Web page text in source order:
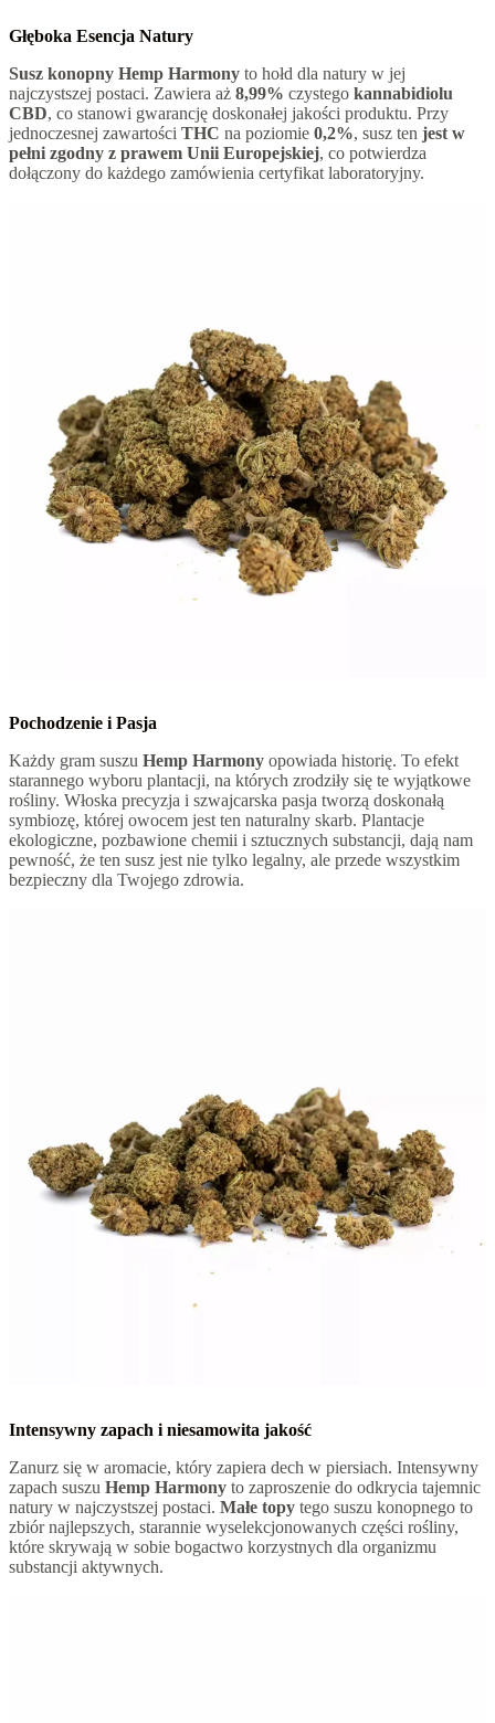
Głęboka Esencja Natury
Susz konopny Hemp Harmony to hołd dla natury w jej
najczystszej postaci. Zawiera aż 8,99% czystego kannabidiolu
CBD, co stanowi gwarancję doskonałej jakości produktu. Przy
jednoczesnej zawartości THC na poziomie 0,2%, susz ten jest w
pełni zgodny z prawem Unii Europejskiej, co potwierdza
dołączony do każdego zamówienia certyfikat laboratoryjny.
Pochodzenie i Pasja
Każdy gram suszu Hemp Harmony opowiada historię. To efekt
starannego wyboru plantacji, na których zrodziły się te wyjątkowe
rośliny. Włoska precyzja i szwajcarska pasja tworzą doskonałą
symbiozę, której owocem jest ten naturalny skarb. Plantacje
ekologiczne, pozbawione chemii i sztucznych substancji, dają nam
pewność, że ten susz jest nie tylko legalny, ale przede wszystkim
bezpieczny dla Twojego zdrowia.
Intensywny zapach i niesamowita jakość
Zanurz się w aromacie, który zapiera dech w piersiach. Intensywny
zapach suszu Hemp Harmony to zaproszenie do odkrycia tajemnic
natury w najczystszej postaci. Małe topy tego suszu konopnego to
zbiór najlepszych, starannie wyselekcjonowanych części rośliny,
które skrywają w sobie bogactwo korzystnych dla organizmu
substancji aktywnych.